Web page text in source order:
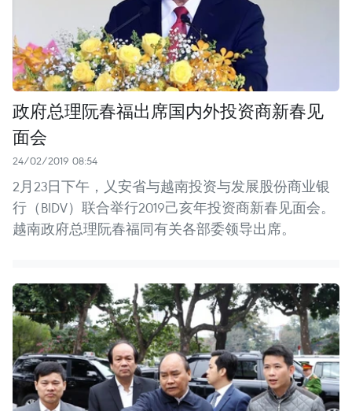
政府总理阮春福出席国内外投资商新春见
面会
24/02/2019 08:54
2月23日下午，乂安省与越南投资与发展股份商业银
行（BIDV）联合举行2019己亥年投资商新春见面会。
越南政府总理阮春福同有关各部委领导出席。